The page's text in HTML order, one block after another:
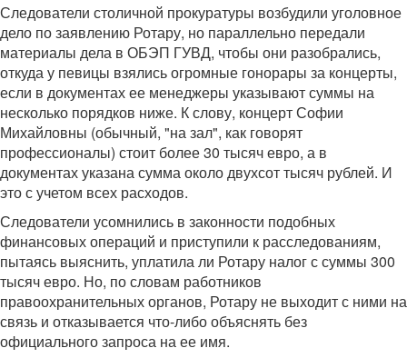
Следователи столичной прокуратуры возбудили уголовное
дело по заявлению Ротару, но параллельно передали
материалы дела в ОБЭП ГУВД, чтобы они разобрались,
откуда у певицы взялись огромные гонорары за концерты,
если в документах ее менеджеры указывают суммы на
несколько порядков ниже. К слову, концерт Софии
Михайловны (обычный, "на зал", как говорят
профессионалы) стоит более 30 тысяч евро, а в
документах указана сумма около двухсот тысяч рублей. И
это с учетом всех расходов.
Следователи усомнились в законности подобных
финансовых операций и приступили к расследованиям,
пытаясь выяснить, уплатила ли Ротару налог с суммы 300
тысяч евро. Но, по словам работников
правоохранительных органов, Ротару не выходит с ними на
связь и отказывается что-либо объяснять без
официального запроса на ее имя.